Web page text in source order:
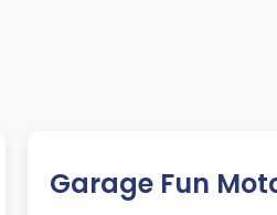
Garage Fun